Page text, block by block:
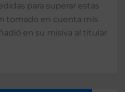
para superar estas
tomado en cuenta mis
en su misiva al titular